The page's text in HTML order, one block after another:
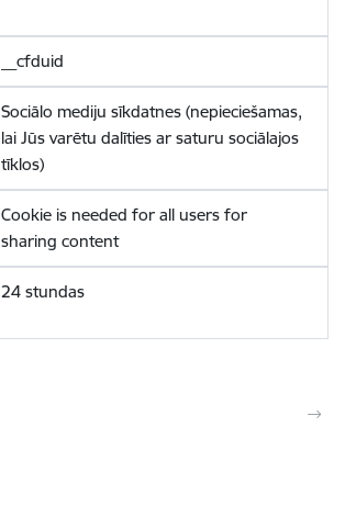
__cfduid
Sociālo mediju sīkdatnes (nepieciešamas,
lai Jūs varētu dalīties ar saturu sociālajos
tīklos)
Cookie is needed for all users for
sharing content
24 stundas